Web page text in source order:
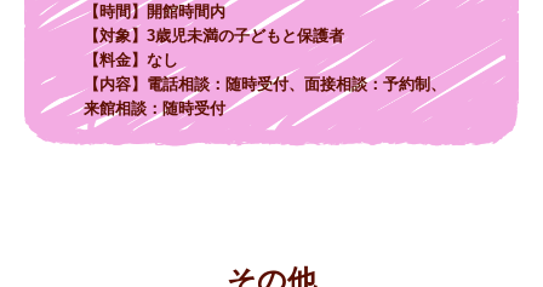
【時間】開館時間内
【対象】3歳児未満の子どもと保護者
【料金】なし
【内容】電話相談：随時受付、面接相談：予約制、
来館相談：随時受付
その他